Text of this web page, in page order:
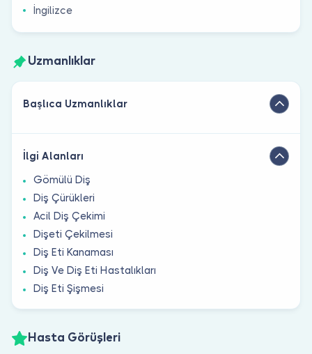
İngilizce
Uzmanlıklar
Başlıca Uzmanlıklar
İlgi Alanları
Gömülü Diş
Diş Çürükleri
Acil Diş Çekimi
Dişeti Çekilmesi
Diş Eti Kanaması
Diş Ve Diş Eti Hastalıkları
Diş Eti Şişmesi
Hasta Görüşleri